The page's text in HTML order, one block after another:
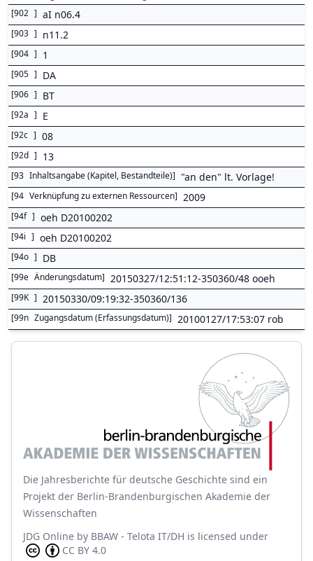
[902 ] aI n06.4
[903 ] n11.2
[904 ] 1
[905 ] DA
[906 ] BT
[92a ] E
[92c ] 08
[92d ] 13
[93 Inhaltsangabe (Kapitel, Bestandteile)] "an den" lt. Vorlage!
[94 Verknüpfung zu externen Ressourcen] 2009
[94f ] oeh D20100202
[94i ] oeh D20100202
[94o ] DB
[99e Änderungsdatum] 20150327/12:51:12-350360/48 ooeh
[99K ] 20150330/09:19:32-350360/136
[99n Zugangsdatum (Erfassungsdatum)] 20100127/17:53:07 rob
Die Jahresberichte für deutsche Geschichte sind ein
Projekt der Berlin-Brandenburgischen Akademie der
Wissenschaften
JDG Online by BBAW - Telota IT/DH is licensed under
CC BY 4.0